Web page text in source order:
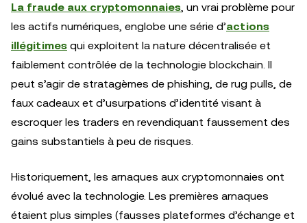
La fraude aux cryptomonnaies, un vrai problème pour
les actifs numériques, englobe une série d’actions
illégitimes qui exploitent la nature décentralisée et
faiblement contrôlée de la technologie blockchain. Il
peut s’agir de stratagèmes de phishing, de rug pulls, de
faux cadeaux et d’usurpations d’identité visant à
escroquer les traders en revendiquant faussement des
gains substantiels à peu de risques.
Historiquement, les arnaques aux cryptomonnaies ont
évolué avec la technologie. Les premières arnaques
étaient plus simples (fausses plateformes d’échange et